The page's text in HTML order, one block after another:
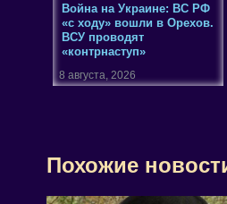
Война на Украине: ВС РФ
«с ходу» вошли в Орехов.
ВСУ проводят
«контрнаступ»
8 августа, 2026
Похожие